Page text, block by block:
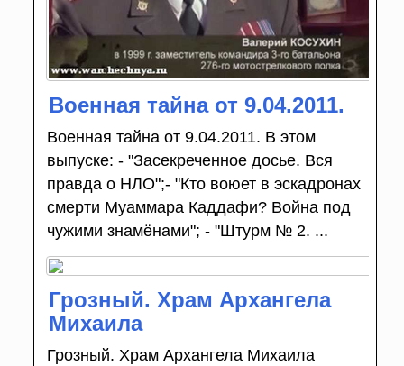
Военная тайна от 9.04.2011.
Военная тайна от 9.04.2011. В этом
выпуске: - "Засекреченное досье. Вся
правда о НЛО";- "Кто воюет в эскадронах
смерти Муаммара Каддафи? Война под
чужими знамёнами"; - "Штурм № 2. ...
Грозный. Храм Архангела
Михаила
Грозный. Храм Архангела Михаила